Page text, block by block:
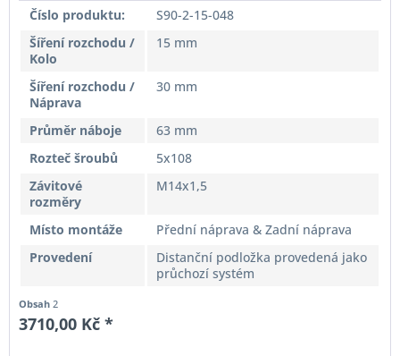
Číslo produktu:
S90-2-15-048
Šíření rozchodu /
Kolo
15 mm
Šíření rozchodu /
Náprava
30 mm
Průměr náboje
63 mm
Rozteč šroubů
5x108
Závitové
rozměry
M14x1,5
Místo montáže
Přední náprava & Zadní náprava
Provedení
Distanční podložka provedená jako
průchozí systém
Obsah2
3710,00 Kč *